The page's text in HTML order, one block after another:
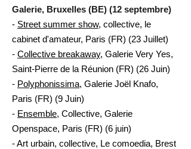
Galerie, Bruxelles (BE) (12 septembre)
- Street summer show, collective, le
cabinet d'amateur, Paris (FR) (23 Juillet)
- Collective breakaway, Galerie Very Yes,
Saint-Pierre de la Réunion (FR) (26 Juin)
- Polyphonissima, Galerie Joël Knafo,
Paris (FR) (9 Juin)
- Ensemble, Collective, Galerie
Openspace, Paris (FR) (6 juin)
- Art urbain, collective, Le comoedia, Brest